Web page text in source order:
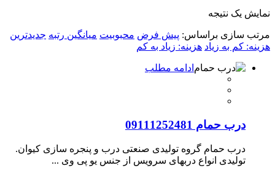
نمایش یک نتیجه
مرتب سازی براساس: پیش فرض محبوبیت میانگین رتبه جدیدترین
هزینه: کم به زیاد هزینه: زیاد به کم
ادامه مطلب
درب حمام 09111252481
درب حمام گروه تولیدی صنعتی درب و پنجره سازی کیوان.
تولیدی انواع دربهای سرویس از جنس یو پی وی ...